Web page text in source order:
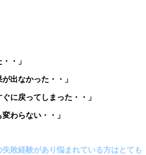
・」
出なかった・・」
ぐに戻ってしまった・・」
わらない・・」
失敗経験があり悩まれている方はとても